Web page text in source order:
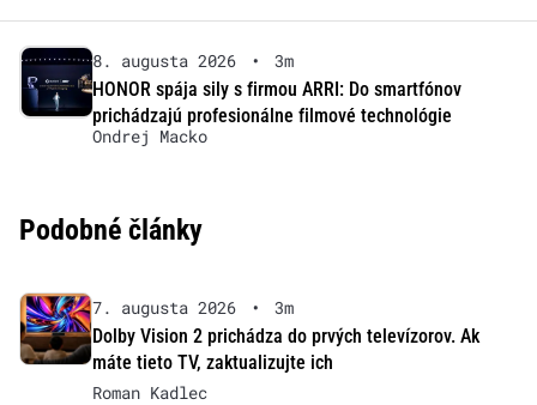
8. augusta 2026 •
3m
HONOR spája sily s firmou ARRI: Do smartfónov
prichádzajú profesionálne filmové technológie
Ondrej Macko
Podobné články
7. augusta 2026 •
3m
Dolby Vision 2 prichádza do prvých televízorov. Ak
máte tieto TV, zaktualizujte ich
Roman Kadlec